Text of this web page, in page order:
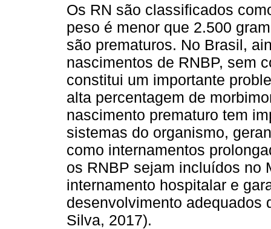
Os RN são classificados
peso é menor que 2.500
são prematuros. No Brasil,
nascimentos de RNBP, sem
constitui um importante
alta percentagem de
nascimento prematuro tem
sistemas do organismo,
como internamentos
os RNBP sejam incluídos no
internamento hospitalar e
desenvolvimento adequados
Silva, 2017).